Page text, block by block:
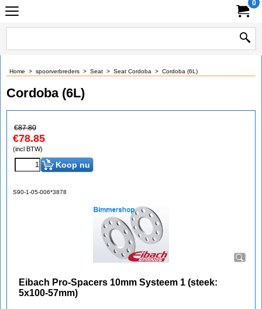
0
Home > spoorverbreders > Seat > Seat Cordoba > Cordoba (6L)
Cordoba (6L)
€87.80
€78.85
(incl BTW)
Koop nu
S90-1-05-006*3878
Eibach Pro-Spacers 10mm Systeem 1 (steek:
5x100-57mm)